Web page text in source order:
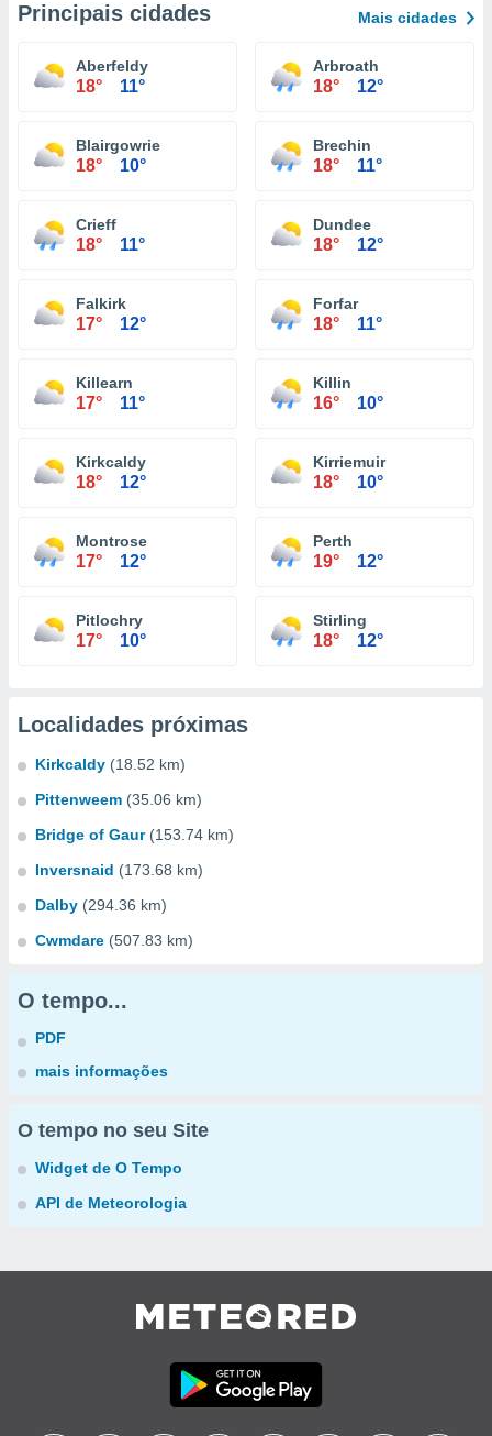
Principais cidades Mais cidades
Aberfeldy
18° 11°
Arbroath
18° 12°
Blairgowrie
18° 10°
Brechin
18° 11°
Crieff
18° 11°
Dundee
18° 12°
Falkirk
17° 12°
Forfar
18° 11°
Killearn
17° 11°
Killin
16° 10°
Kirkcaldy
18° 12°
Kirriemuir
18° 10°
Montrose
17° 12°
Perth
19° 12°
Pitlochry
17° 10°
Stirling
18° 12°
Localidades próximas
Kirkcaldy (18.52 km)
Pittenweem (35.06 km)
Bridge of Gaur (153.74 km)
Inversnaid (173.68 km)
Dalby (294.36 km)
Cwmdare (507.83 km)
O tempo...
PDF
mais informações
O tempo no seu Site
Widget de O Tempo
API de Meteorologia